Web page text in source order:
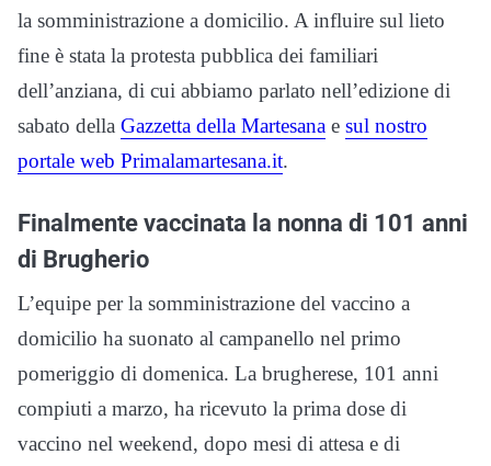
la somministrazione a domicilio. A influire sul lieto
fine è stata la protesta pubblica dei familiari
dell’anziana, di cui abbiamo parlato nell’edizione di
sabato della Gazzetta della Martesana e sul nostro
portale web Primalamartesana.it.
Finalmente vaccinata la nonna di 101 anni
di Brugherio
L’equipe per la somministrazione del vaccino a
domicilio ha suonato al campanello nel primo
pomeriggio di domenica. La brugherese, 101 anni
compiuti a marzo, ha ricevuto la prima dose di
vaccino nel weekend, dopo mesi di attesa e di